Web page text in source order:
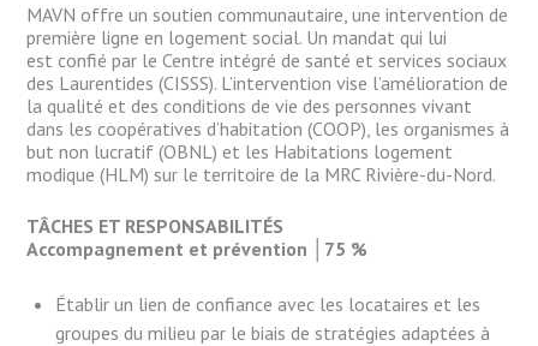
MAVN offre un soutien communautaire, une intervention de
première ligne en logement social. Un mandat qui lui
est confié par le Centre intégré de santé et services sociaux
des Laurentides (CISSS). L’intervention vise l’amélioration de
la qualité et des conditions de vie des personnes vivant
dans les coopératives d’habitation (COOP), les organismes à
but non lucratif (OBNL) et les Habitations logement
modique (HLM) sur le territoire de la MRC Rivière-du-Nord.
TÂCHES ET RESPONSABILITÉS
Accompagnement et prévention │75 %
Établir un lien de confiance avec les locataires et les
groupes du milieu par le biais de stratégies adaptées à